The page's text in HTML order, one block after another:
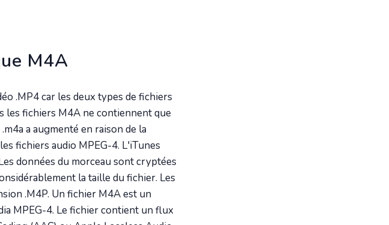
M4A
.MP4 car les deux types de fichiers
les fichiers M4A ne contiennent que
a augmenté en raison de la
fichiers audio MPEG-4. L'iTunes
données du morceau sont cryptées
la taille du fichier. Les
.M4P. Un fichier M4A est un
MPEG-4. Le fichier contient un flux